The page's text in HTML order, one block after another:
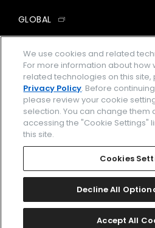
GLOBAL
企業情報 ご
プライバシーポリシー
Amazon PayはAmazon.com, Inc.また
2026 CITIZEN
We use cookies and related
For more information about how
related technologies on this
Privacy Policy. Before
please review your cookie
selection. You can change them
accessing the "Cookie Settings"
this site.
Cookies
Decline All
Accept All